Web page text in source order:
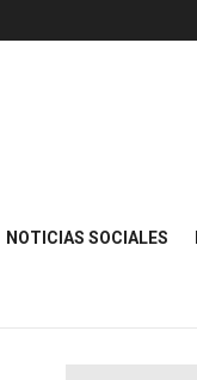
NOTICIAS SOCIALES